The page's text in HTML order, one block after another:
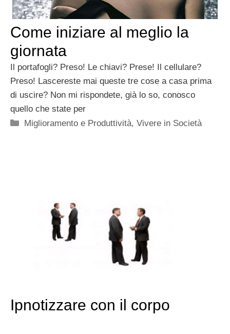
Come iniziare al meglio la
giornata
Il portafogli? Preso! Le chiavi? Prese! Il cellulare?
Preso! Lascereste mai queste tre cose a casa prima
di uscire? Non mi rispondete, già lo so, conosco
quello che state per
Categorie
Miglioramento e Produttività,Vivere in Società
Ipnotizzare con il corpo